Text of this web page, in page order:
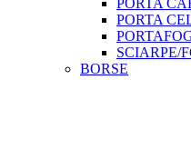
PORTA
SCIARPE/
BORSE